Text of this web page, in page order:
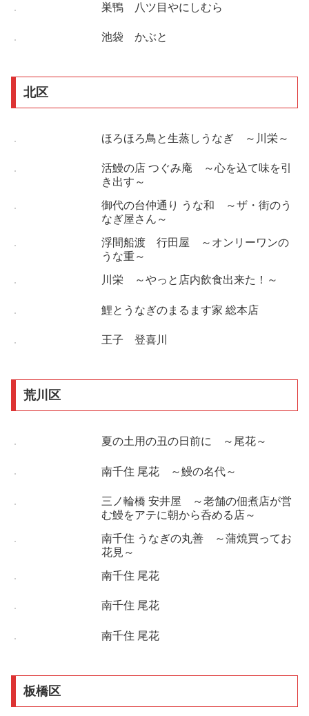
巣鴨 八ツ目やにしむら
池袋 かぶと
北区
ほろほろ鳥と生蒸しうなぎ ～川栄～
活鰻の店 つぐみ庵 ～心を込て味を引
き出す～
御代の台仲通り うな和 ～ザ・街のう
なぎ屋さん～
浮間船渡 行田屋 ～オンリーワンの
うな重～
川栄 ～やっと店内飲食出来た！～
鯉とうなぎのまるます家 総本店
王子 登喜川
荒川区
夏の土用の丑の日前に ～尾花～
南千住 尾花 ～鰻の名代～
三ノ輪橋 安井屋 ～老舗の佃煮店が営
む鰻をアテに朝から呑める店～
南千住 うなぎの丸善 ～蒲焼買ってお
花見～
南千住 尾花
南千住 尾花
南千住 尾花
板橋区